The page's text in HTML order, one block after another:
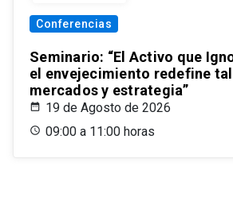
Conferencias
Seminario: “El Activo que
el envejecimiento redefine
mercados y estrategia”
19 de Agosto de 2026
09:00 a 11:00 horas